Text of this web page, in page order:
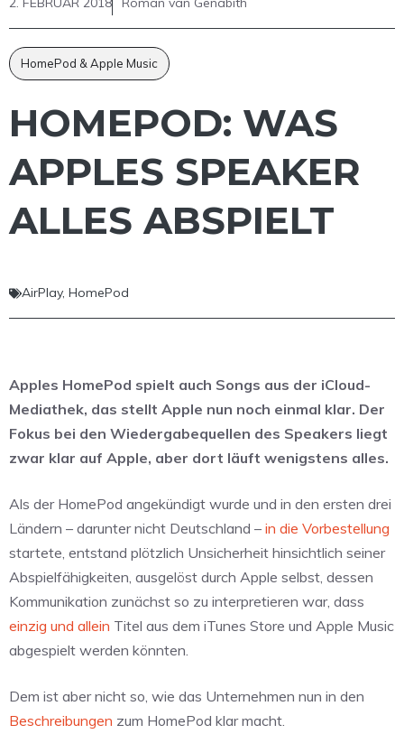
HomePod & Apple Music
HOMEPOD: WAS
APPLES SPEAKER
ALLES ABSPIELT
AirPlay, HomePod
Apples HomePod spielt auch Songs aus der iCloud-
Mediathek, das stellt Apple nun noch einmal klar. Der
Fokus bei den Wiedergabequellen des Speakers liegt
zwar klar auf Apple, aber dort läuft wenigstens alles.
Als der HomePod angekündigt wurde und in den ersten drei
Ländern – darunter nicht Deutschland – in die Vorbestellung
startete, entstand plötzlich Unsicherheit hinsichtlich seiner
Abspielfähigkeiten, ausgelöst durch Apple selbst, dessen
Kommunikation zunächst so zu interpretieren war, dass
einzig und allein Titel aus dem iTunes Store und Apple Music
abgespielt werden könnten.
Dem ist aber nicht so, wie das Unternehmen nun in den
Beschreibungen zum HomePod klar macht.